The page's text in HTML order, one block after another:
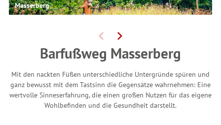
Masserberg
Barfußweg Masserberg
Mit den nackten Füßen unterschiedliche Untergründe spüren und
ganz bewusst mit dem Tastsinn die Gegensätze wahrnehmen: Eine
wertvolle Sinneserfahrung, die einen großen Nutzen für das eigene
Wohlbefinden und die Gesundheit darstellt.